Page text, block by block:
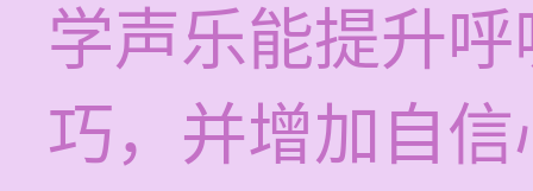
学声乐能提升
巧，并增加自